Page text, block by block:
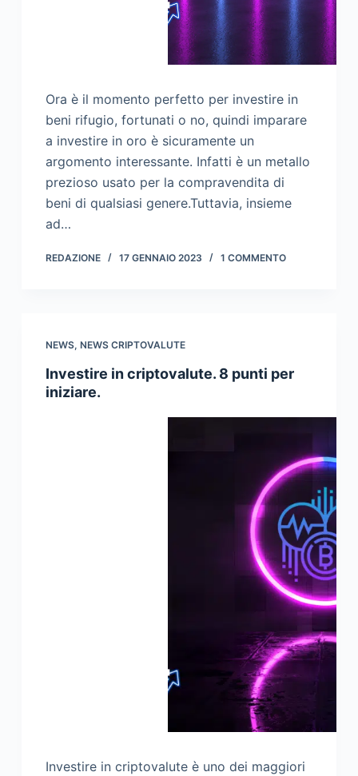
Ora è il momento perfetto per investire in
beni rifugio, fortunati o no, quindi imparare
a investire in oro è sicuramente un
argomento interessante. Infatti è un metallo
prezioso usato per la compravendita di
beni di qualsiasi genere.Tuttavia, insieme
ad…
REDAZIONE 17 GENNAIO 2023 1 COMMENTO
NEWS, NEWS CRIPTOVALUTE
Investire in criptovalute. 8 punti per
iniziare.
Investire in criptovalute è uno dei maggiori